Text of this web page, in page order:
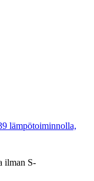
lämpötoiminnolla,
ilman S-